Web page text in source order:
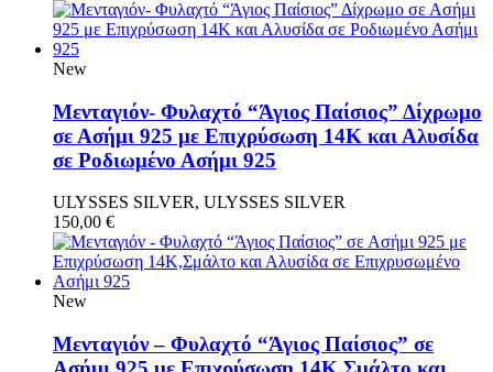
New
Μενταγιόν- Φυλαχτό “Άγιος Παίσιος” Δίχρωμο
σε Ασήμι 925 με Επιχρύσωση 14Κ και Αλυσίδα
σε Ροδιωμένο Ασήμι 925
ULYSSES SILVER, ULYSSES SILVER
150,00 €
New
Μενταγιόν – Φυλαχτό “Άγιος Παίσιος” σε